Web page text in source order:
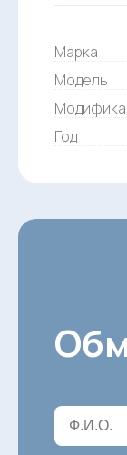
Марка
Модель
Год